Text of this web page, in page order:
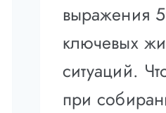
выражения
ключевых
ситуаций.
при